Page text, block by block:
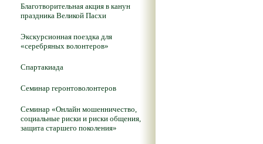
Благотворительная акция в канун
праздника Великой Пасхи
Экскурсионная поездка для
«серебряных волонтеров»
Спартакиада
Семинар геронтоволонтеров
Семинар «Онлайн мошенничество,
социальные риски и риски общения,
защита старшего поколения»